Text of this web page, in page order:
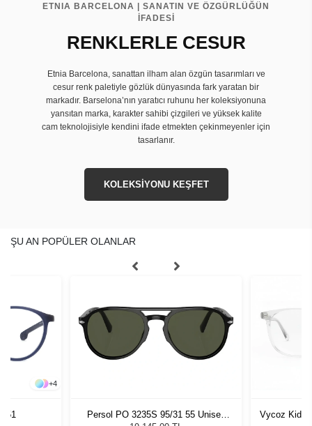
ETNIA BARCELONA | SANATIN VE ÖZGÜRLÜĞÜN
İFADESİ
RENKLERLE CESUR
Etnia Barcelona, sanattan ilham alan özgün tasarımları ve
cesur renk paletiyle gözlük dünyasında fark yaratan bir
markadır. Barselona’nın yaratıcı ruhunu her koleksiyonuna
yansıtan marka, karakter sahibi çizgileri ve yüksek kalite
cam teknolojisiyle kendini ifade etmekten çekinmeyenler için
tasarlanır.
KOLEKSİYONU KEŞFET
ŞU AN POPÜLER OLANLAR
+4
Persol PO 3235S 95/31 55 Unisex
Vycoz Kids